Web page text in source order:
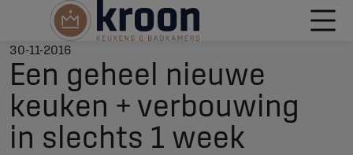
30-11-2016
Een geheel nieuwe
keuken + verbouwing
in slechts 1 week